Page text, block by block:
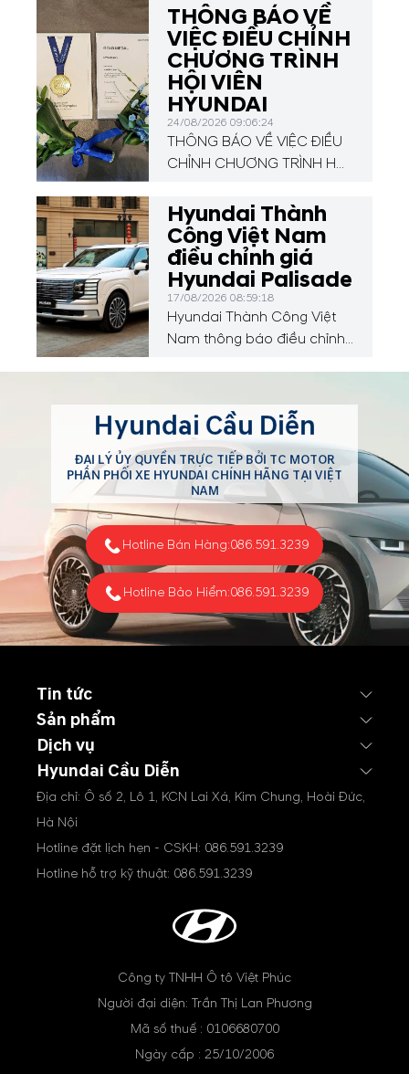
CHƯƠNG TRÌNH ĐẶC
QUYỀN DÀNH CHO KHÁCH
HÀNG HYUNDAI
THÔNG BÁO VỀ
VIỆC ĐIỀU CHỈNH
CHƯƠNG TRÌNH
HỘI VIÊN
HYUNDAI
24/08/2026 09:06:24
THÔNG BÁO VỀ VIỆC ĐIỀU
CHỈNH CHƯƠNG TRÌNH HỘI
Hyundai Thành
Công Việt Nam
điều chỉnh giá
Hyundai Palisade
17/08/2026 08:59:18
Hyundai Thành Công Việt
Nam thông báo điều chỉnh
Hyundai Cầu Diễn
ĐẠI LÝ ỦY QUYỀN TRỰC TIẾP BỞI TC MOTOR
PHÂN PHỐI XE HYUNDAI CHÍNH HÃNG TẠI VIỆT
NAM
Hotline Bán Hàng:086.591.3239
Hotline Bảo Hiểm:086.591.3239
Tin tức
Sản phẩm
Dịch vụ
Hyundai Cầu Diễn
Địa chỉ: Ô số 2, Lô 1, KCN Lai Xá, Kim Chung, Hoài Đức,
Hà Nội
Hotline đặt lịch hẹn - CSKH: 086.591.3239
Hotline hỗ trợ kỹ thuật: 086.591.3239
Công ty TNHH Ô tô Việt Phúc
Người đại diện: Trần Thị Lan Phương
Mã số thuế : 0106680700
Ngày cấp : 25/10/2006